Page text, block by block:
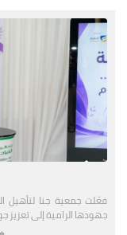
فعّلت جمعية جنا لتأهيل
جهودها الرامية إلى تعزيز